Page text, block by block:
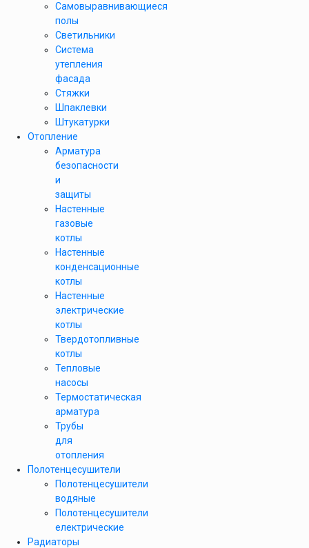
Самовыравнивающиеся
полы
Светильники
Система
утепления
фасада
Стяжки
Шпаклевки
Штукатурки
Отопление
Арматура
безопасности
и
защиты
Настенные
газовые
котлы
Настенные
конденсационные
котлы
Настенные
электрические
котлы
Твердотопливные
котлы
Тепловые
насосы
Термостатическая
арматура
Трубы
для
отопления
Полотенцесушители
Полотенцесушители
водяные
Полотенцесушители
електрические
Радиаторы